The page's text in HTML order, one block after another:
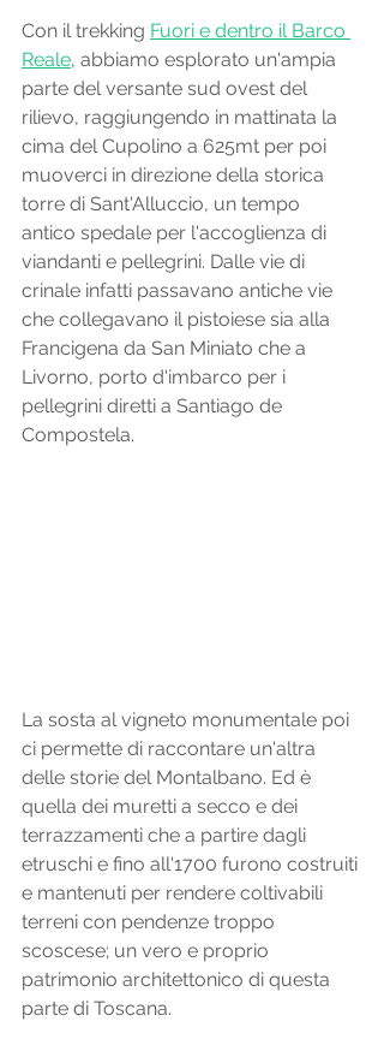
Con il trekking Fuori e dentro il Barco
Reale, abbiamo esplorato un'ampia
parte del versante sud ovest del
rilievo, raggiungendo in mattinata la
cima del Cupolino a 625mt per poi
muoverci in direzione della storica
torre di Sant'Alluccio, un tempo
antico spedale per l'accoglienza di
viandanti e pellegrini. Dalle vie di
crinale infatti passavano antiche vie
che collegavano il pistoiese sia alla
Francigena da San Miniato che a
Livorno, porto d'imbarco per i
pellegrini diretti a Santiago de
Compostela.
La sosta al vigneto monumentale poi
ci permette di raccontare un'altra
delle storie del Montalbano. Ed è
quella dei muretti a secco e dei
terrazzamenti che a partire dagli
etruschi e fino all'1700 furono costruiti
e mantenuti per rendere coltivabili
terreni con pendenze troppo
scoscese; un vero e proprio
patrimonio architettonico di questa
parte di Toscana.